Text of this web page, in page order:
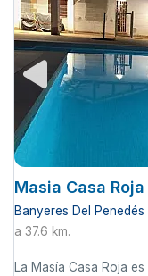
Masia Casa Roja
Banyeres Del
a 37.6 km.
La Masía Casa Roja